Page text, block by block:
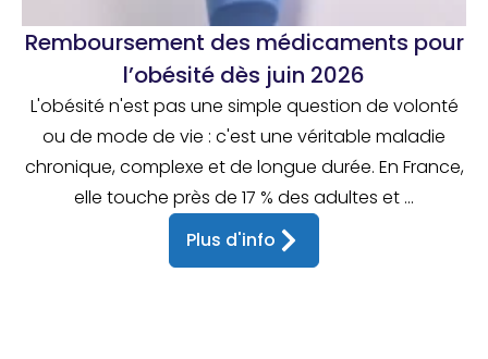
Remboursement des médicaments pour
l’obésité dès juin 2026
L'obésité n'est pas une simple question de volonté
ou de mode de vie : c'est une véritable maladie
chronique, complexe et de longue durée. En France,
elle touche près de 17 % des adultes et ...
Plus d'info